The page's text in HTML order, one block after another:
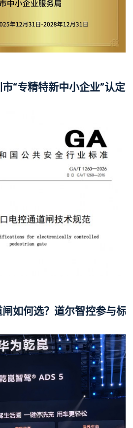
“专精特新中小企业”认定
如何选？道尔智控参与标